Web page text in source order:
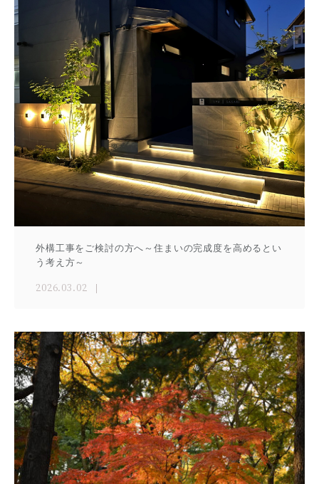
外構工事をご検討の方へ～住まいの完成度を高めるとい
う考え方～
2026.03.02